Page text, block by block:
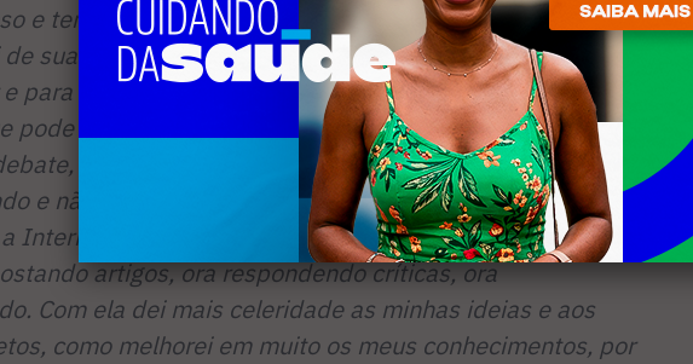
e tenho convicção do que falo, do que defendo e do que
sua importância e a uso para pesquisar, para me
para ajudar a construir um mundo melhor. Se tem
pode se considerar um democrata sou eu que jamais
como jamais ignorei as críticas sempre as
e não tem sido poucas. Nenhum político nessa cidade
Internet do que eu, já são 10 anos ininterruptos viajando
artigos, ora respondendo críticas, ora
Com ela dei mais celeridade as minhas ideias e aos
como melhorei em muito os meus conhecimentos, por